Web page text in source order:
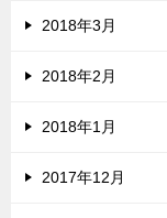
2018年3月
2018年2月
2018年1月
2017年12月